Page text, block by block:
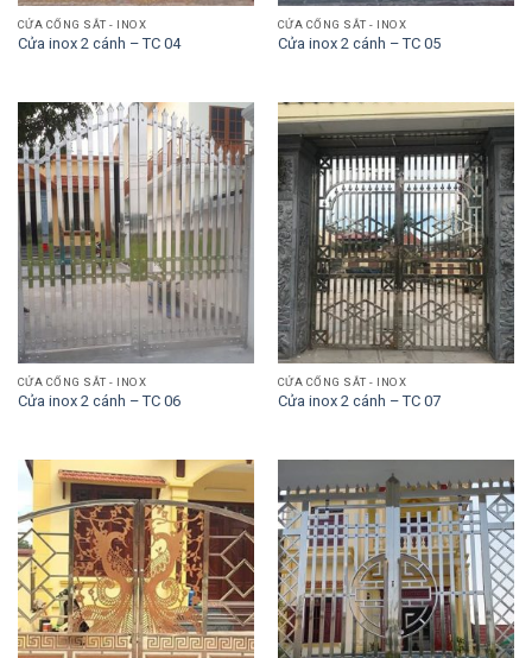
CỬA CỔNG SẮT - INOX
Cửa inox 2 cánh – TC 04
CỬA CỔNG SẮT - INOX
Cửa inox 2 cánh – TC 05
CỬA CỔNG SẮT - INOX
Cửa inox 2 cánh – TC 06
CỬA CỔNG SẮT - INOX
Cửa inox 2 cánh – TC 07